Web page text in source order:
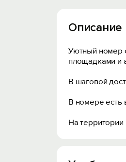
Описание
Уютный номер
площадками и
В шаговой
В номере есть
На территории